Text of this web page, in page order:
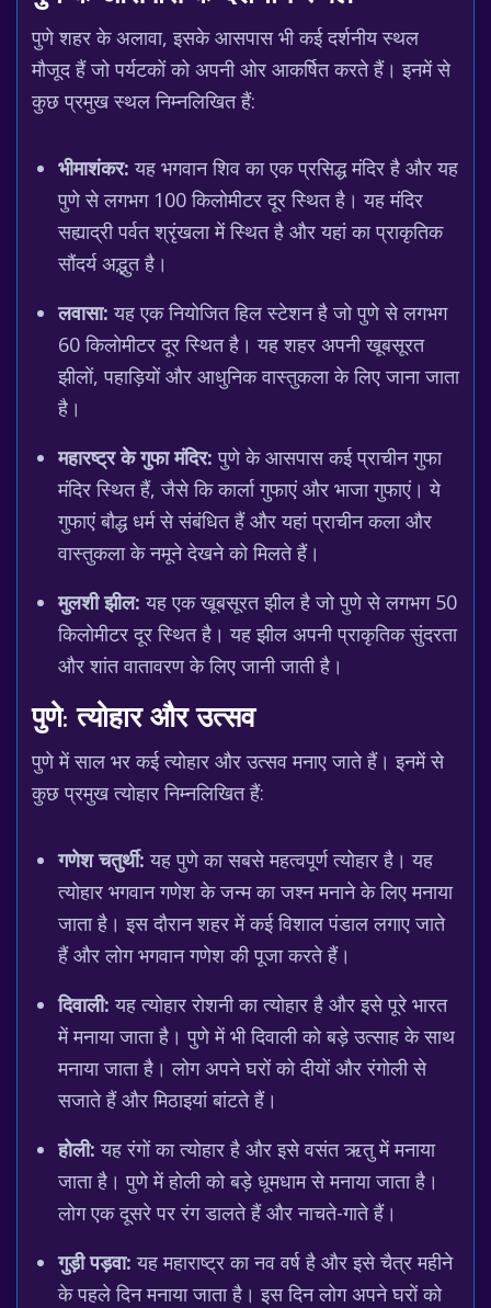
पुणे शहर के अलावा, इसके आसपास भी कई दर्शनीय स्थल
मौजूद हैं जो पर्यटकों को अपनी ओर आकर्षित करते हैं। इनमें से
कुछ प्रमुख स्थल निम्नलिखित हैं:
भीमाशंकर: यह भगवान शिव का एक प्रसिद्ध मंदिर है और यह
पुणे से लगभग 100 किलोमीटर दूर स्थित है। यह मंदिर
सह्याद्री पर्वत श्रृंखला में स्थित है और यहां का प्राकृतिक
सौंदर्य अद्भुत है।
लवासा: यह एक नियोजित हिल स्टेशन है जो पुणे से लगभग
60 किलोमीटर दूर स्थित है। यह शहर अपनी खूबसूरत
झीलों, पहाड़ियों और आधुनिक वास्तुकला के लिए जाना जाता
है।
महारष्ट्र के गुफा मंदिर: पुणे के आसपास कई प्राचीन गुफा
मंदिर स्थित हैं, जैसे कि कार्ला गुफाएं और भाजा गुफाएं। ये
गुफाएं बौद्ध धर्म से संबंधित हैं और यहां प्राचीन कला और
वास्तुकला के नमूने देखने को मिलते हैं।
मुलशी झील: यह एक खूबसूरत झील है जो पुणे से लगभग 50
किलोमीटर दूर स्थित है। यह झील अपनी प्राकृतिक सुंदरता
और शांत वातावरण के लिए जानी जाती है।
पुणे: त्योहार और उत्सव
पुणे में साल भर कई त्योहार और उत्सव मनाए जाते हैं। इनमें से
कुछ प्रमुख त्योहार निम्नलिखित हैं:
गणेश चतुर्थी: यह पुणे का सबसे महत्वपूर्ण त्योहार है। यह
त्योहार भगवान गणेश के जन्म का जश्न मनाने के लिए मनाया
जाता है। इस दौरान शहर में कई विशाल पंडाल लगाए जाते
हैं और लोग भगवान गणेश की पूजा करते हैं।
दिवाली: यह त्योहार रोशनी का त्योहार है और इसे पूरे भारत
में मनाया जाता है। पुणे में भी दिवाली को बड़े उत्साह के साथ
मनाया जाता है। लोग अपने घरों को दीयों और रंगोली से
सजाते हैं और मिठाइयां बांटते हैं।
होली: यह रंगों का त्योहार है और इसे वसंत ऋतु में मनाया
जाता है। पुणे में होली को बड़े धूमधाम से मनाया जाता है।
लोग एक दूसरे पर रंग डालते हैं और नाचते-गाते हैं।
गुड़ी पड़वा: यह महाराष्ट्र का नव वर्ष है और इसे चैत्र महीने
के पहले दिन मनाया जाता है। इस दिन लोग अपने घरों को